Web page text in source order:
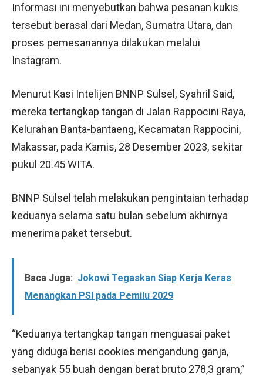
Informasi ini menyebutkan bahwa pesanan kukis
tersebut berasal dari Medan, Sumatra Utara, dan
proses pemesanannya dilakukan melalui
Instagram.
Menurut Kasi Intelijen BNNP Sulsel, Syahril Said,
mereka tertangkap tangan di Jalan Rappocini Raya,
Kelurahan Banta-bantaeng, Kecamatan Rappocini,
Makassar, pada Kamis, 28 Desember 2023, sekitar
pukul 20.45 WITA.
BNNP Sulsel telah melakukan pengintaian terhadap
keduanya selama satu bulan sebelum akhirnya
menerima paket tersebut.
Baca Juga: Jokowi Tegaskan Siap Kerja Keras
Menangkan PSI pada Pemilu 2029
“Keduanya tertangkap tangan menguasai paket
yang diduga berisi cookies mengandung ganja,
sebanyak 55 buah dengan berat bruto 278,3 gram,”